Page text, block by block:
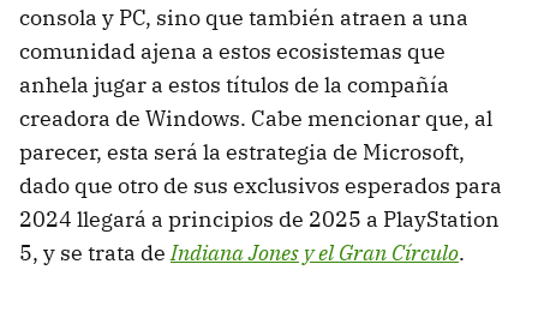
consola y PC, sino que también atraen a una
comunidad ajena a estos ecosistemas que
anhela jugar a estos títulos de la compañía
creadora de Windows. Cabe mencionar que, al
parecer, esta será la estrategia de Microsoft,
dado que otro de sus exclusivos esperados para
2024 llegará a principios de 2025 a PlayStation
5, y se trata deIndiana Jones y el Gran Círculo.